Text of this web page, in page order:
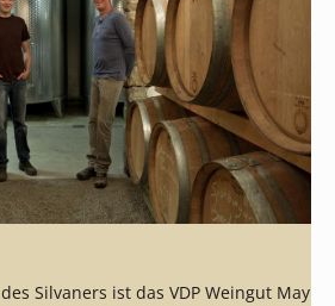
Silvaners ist das VDP Weingut May